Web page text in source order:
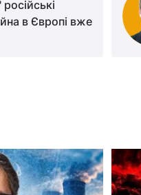
в Європі вже